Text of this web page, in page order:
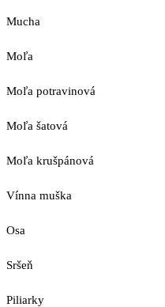
Mucha
Moľa
Moľa potravinová
Moľa šatová
Moľa krušpánová
Vínna muška
Osa
Sršeň
Piliarky